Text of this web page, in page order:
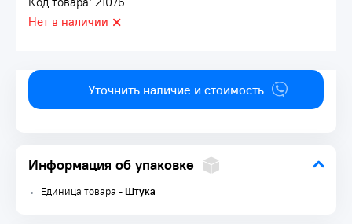
Нет в наличии
Уточнить наличие и стоимость
Информация об упаковке
Единица товара -Штука